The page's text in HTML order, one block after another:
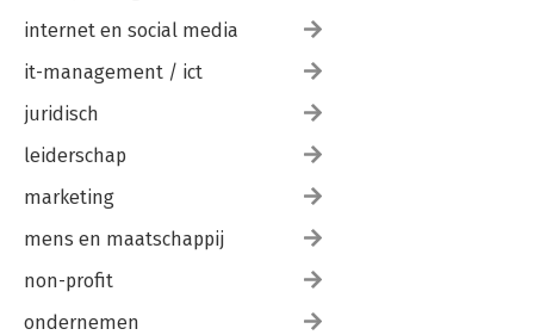
internet en social media
it-management / ict
juridisch
leiderschap
marketing
mens en maatschappij
non-profit
ondernemen